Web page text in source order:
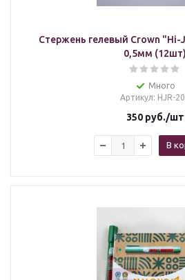
Стержень гелевый Crown
0,5мм (12шт)
Много
Артикул: HJR-
350руб./шт
В